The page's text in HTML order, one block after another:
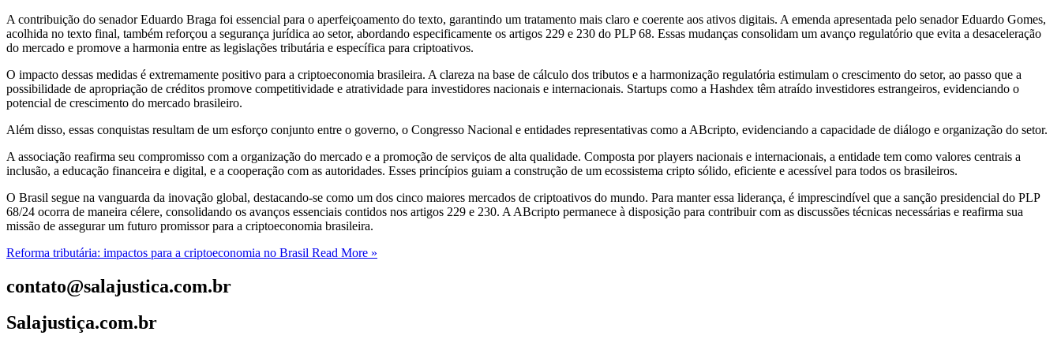
A contribuição do senador Eduardo Braga foi essencial para o aperfeiçoamento do texto, garantindo um tratamento mais claro e coerente aos ativos digitais. A emenda apresentada pelo senador Eduardo Gomes,
acolhida no texto final, também reforçou a segurança jurídica ao setor, abordando especificamente os artigos 229 e 230 do PLP 68. Essas mudanças consolidam um avanço regulatório que evita a desaceleração
do mercado e promove a harmonia entre as legislações tributária e específica para criptoativos.
O impacto dessas medidas é extremamente positivo para a criptoeconomia brasileira. A clareza na base de cálculo dos tributos e a harmonização regulatória estimulam o crescimento do setor, ao passo que a
possibilidade de apropriação de créditos promove competitividade e atratividade para investidores nacionais e internacionais. Startups como a Hashdex têm atraído investidores estrangeiros, evidenciando o
potencial de crescimento do mercado brasileiro.
Além disso, essas conquistas resultam de um esforço conjunto entre o governo, o Congresso Nacional e entidades representativas como a ABcripto, evidenciando a capacidade de diálogo e organização do setor.
A associação reafirma seu compromisso com a organização do mercado e a promoção de serviços de alta qualidade. Composta por players nacionais e internacionais, a entidade tem como valores centrais a
inclusão, a educação financeira e digital, e a cooperação com as autoridades. Esses princípios guiam a construção de um ecossistema cripto sólido, eficiente e acessível para todos os brasileiros.
O Brasil segue na vanguarda da inovação global, destacando-se como um dos cinco maiores mercados de criptoativos do mundo. Para manter essa liderança, é imprescindível que a sanção presidencial do PLP
68/24 ocorra de maneira célere, consolidando os avanços essenciais contidos nos artigos 229 e 230. A ABcripto permanece à disposição para contribuir com as discussões técnicas necessárias e reafirma sua
missão de assegurar um futuro promissor para a criptoeconomia brasileira.
Reforma tributária: impactos para a criptoeconomia no Brasil Read More »
contato@salajustica.com.br
Salajustiça.com.br